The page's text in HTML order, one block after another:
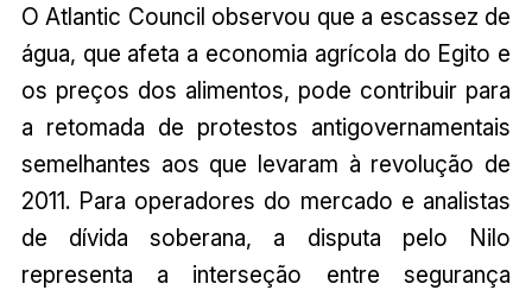
O Atlantic Council observou que a escassez de
água, que afeta a economia agrícola do Egito e
os preços dos alimentos, pode contribuir para
a retomada de protestos antigovernamentais
semelhantes aos que levaram à revolução de
2011. Para operadores do mercado e analistas
de dívida soberana, a disputa pelo Nilo
representa a interseção entre segurança